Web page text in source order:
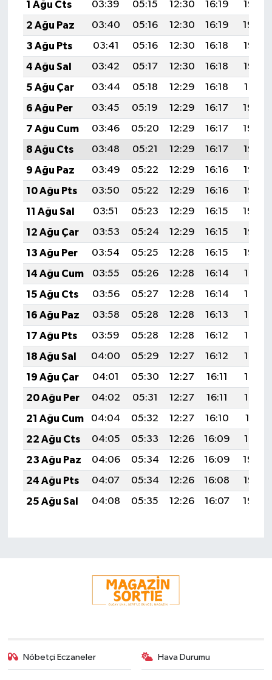
1 Ağu Cts
03:39 05:15 12:30 16:19
19:35
2 Ağu Paz
03:40 05:16 12:30 16:19
19:34
3 Ağu Pts
03:41 05:16 12:30 16:18
19:33
4 Ağu Sal
03:42 05:17 12:30 16:18
19:32
5 Ağu Çar
03:44 05:18 12:29 16:18
19:31
6 Ağu Per
03:45 05:19 12:29 16:17
19:30
7 Ağu Cum
03:46 05:20 12:29 16:17
19:29
8 Ağu Cts
03:48 05:21 12:29 16:17
19:28
9 Ağu Paz
03:49 05:22 12:29 16:16
19:26
10 Ağu Pts
03:50 05:22 12:29 16:16
19:25
11 Ağu Sal
03:51 05:23 12:29 16:15
19:24
12 Ağu Çar
03:53 05:24 12:29 16:15
19:23
13 Ağu Per
03:54 05:25 12:28 16:15
19:22
14 Ağu Cum
03:55 05:26 12:28 16:14
19:21
15 Ağu Cts
03:56 05:27 12:28 16:14
19:19
16 Ağu Paz
03:58 05:28 12:28 16:13
19:18
17 Ağu Pts
03:59 05:28 12:28 16:12
19:17
18 Ağu Sal
04:00 05:29 12:27 16:12
19:15
19 Ağu Çar
04:01 05:30 12:27 16:11
19:14
20 Ağu Per
04:02 05:31 12:27 16:11
19:13
21 Ağu Cum
04:04 05:32 12:27 16:10
19:11
22 Ağu Cts
04:05 05:33 12:26 16:09
19:10
23 Ağu Paz
04:06 05:34 12:26 16:09
19:09
24 Ağu Pts
04:07 05:34 12:26 16:08
19:07
25 Ağu Sal
04:08 05:35 12:26 16:07 19:06
Nöbetçi Eczaneler Hava Durumu